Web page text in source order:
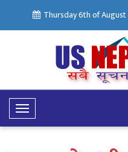
Thursday 6th of
Toggle
Navigation